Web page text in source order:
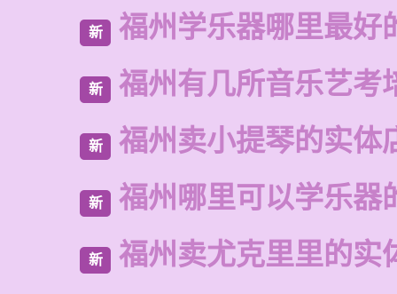
新 福州学乐器哪里最好
新 福州有几所音乐艺考
新 福州卖小提琴的实体
新 福州哪里可以学乐器
新 福州卖尤克里里的实